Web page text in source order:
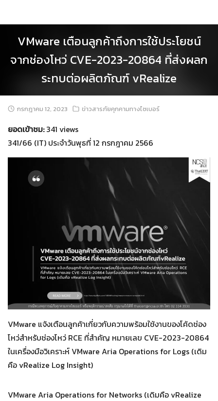
VMware เตือนลูกค้าถึงการใช้ประโยชน์
จากช่องโหว่ CVE-2023-20864 ที่ส่งผลก
ระทบต่อผลิตภัณฑ์ vRealize
กรกฎาคม 12, 2023 ข่าวสารภัยคุกคามทางไซเบอร์
ยอดเข้าชม:341 views
341/66 (IT) ประจำวันพุธที่ 12 กรกฎาคม 2566
VMware แจ้งเตือนลูกค้าเกี่ยวกับความพร้อมใช้งานของโค้ดช่อง
โหว่สำหรับช่องโหว่ RCE ที่สำคัญ หมายเลข CVE-2023-20864
ในเครื่องมือวิเคราะห์ VMware Aria Operations for Logs (เดิม
คือ vRealize Log Insight)
VMware Aria Operations for Networks (เดิมคือ vRealize